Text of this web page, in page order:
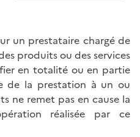
un prestataire chargé de
produits ou des services
en totalité ou en partie
de la prestation à un ou
ne remet pas en cause la
réalisée par ce